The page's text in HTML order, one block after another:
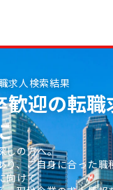
求人検索結果
歓迎の転職
しの方へ。
り、ご自身に合った職
向けて